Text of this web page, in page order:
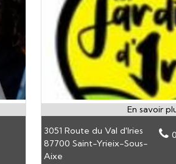
3051 Route du Val d'Iries
87700 Saint-Yrieix-Sous-
Aixe